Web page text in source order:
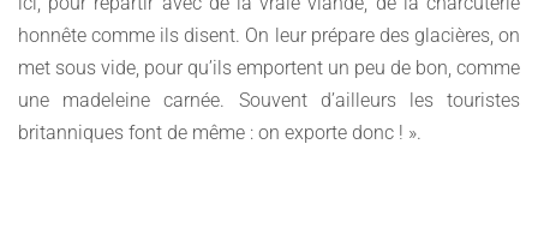
honnête comme ils disent. On leur prépare des glacières, on
met sous vide, pour qu’ils emportent un peu de bon, comme
une madeleine carnée. Souvent d’ailleurs les touristes
britanniques font de même : on exporte donc ! ».